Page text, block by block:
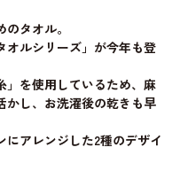
タオル。
オルシリーズ」が今年も登
」を使用しているため、麻
かし、お洗濯後の乾きも早
アレンジした2種のデザイ